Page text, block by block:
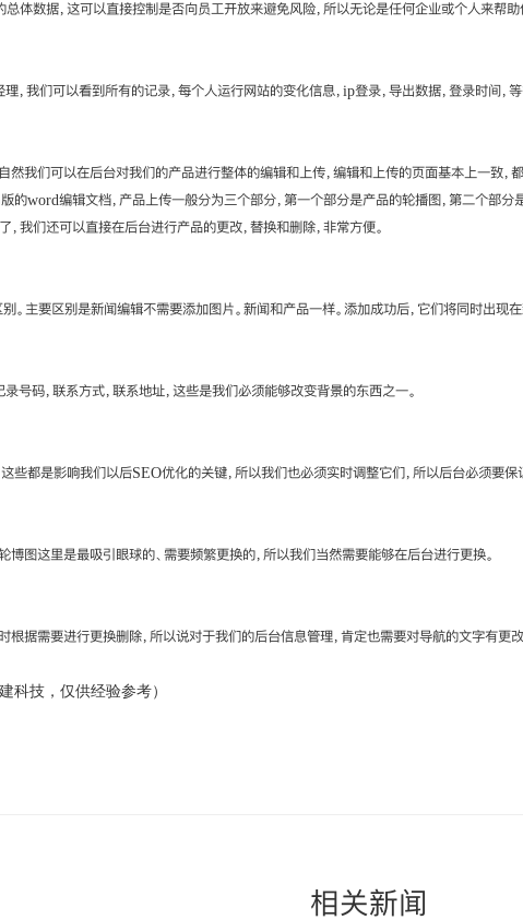
总体数据，这可以直接控制是否向员工开放来避免风险，所以无论是任何企业或个人来帮
我们可以看到所有的记录，每个人运行网站的变化信息，ip登录，导出数据，登录时间，等
们可以在后台对我们的产品进行整体的编辑和上传，编辑和上传的页面基本上一致，
的word编辑文档，产品上传一般分为三个部分，第一个部分是产品的轮播图，第二个部
我们还可以直接在后台进行产品的更改，替换和删除，非常方便。
要区别是新闻编辑不需要添加图片。新闻和产品一样。添加成功后，它们将同时出现在
码，联系方式，联系地址，这些是我们必须能够改变背景的东西之一。
都是影响我们以后SEO优化的关键，所以我们也必须实时调整它们，所以后台必须要保
这里是最吸引眼球的、需要频繁更换的，所以我们当然需要能够在后台进行更换。
需要进行更换删除，所以说对于我们的后台信息管理，肯定也需要对导航的文字有更改
科技，仅供经验参考）
相关新闻